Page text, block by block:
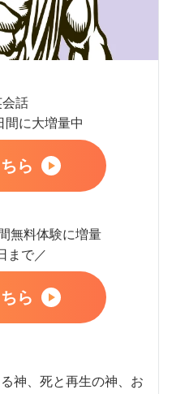
話
間に大増量中
ら
無料体験に増量
まで／
ら
神、死と再生の神、お